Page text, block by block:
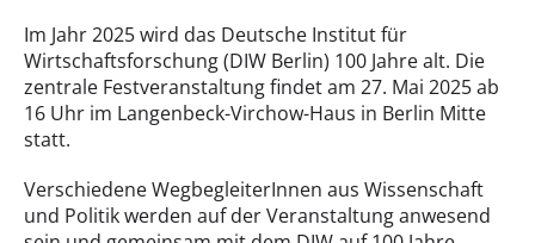
Im Jahr 2025 wird das Deutsche Institut für
Wirtschaftsforschung (DIW Berlin) 100 Jahre alt. Die
zentrale Festveranstaltung findet am 27. Mai 2025 ab
16 Uhr im Langenbeck-Virchow-Haus in Berlin Mitte
statt.
Verschiedene WegbegleiterInnen aus Wissenschaft
und Politik werden auf der Veranstaltung anwesend